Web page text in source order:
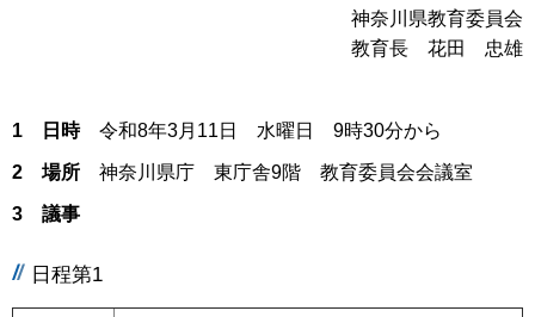
神奈川県教育委員会
教育長 花田 忠雄
1 日時 令和8年3月11日 水曜日 9時30分から
2 場所 神奈川県庁 東庁舎9階 教育委員会会議室
3 議事
日程第1